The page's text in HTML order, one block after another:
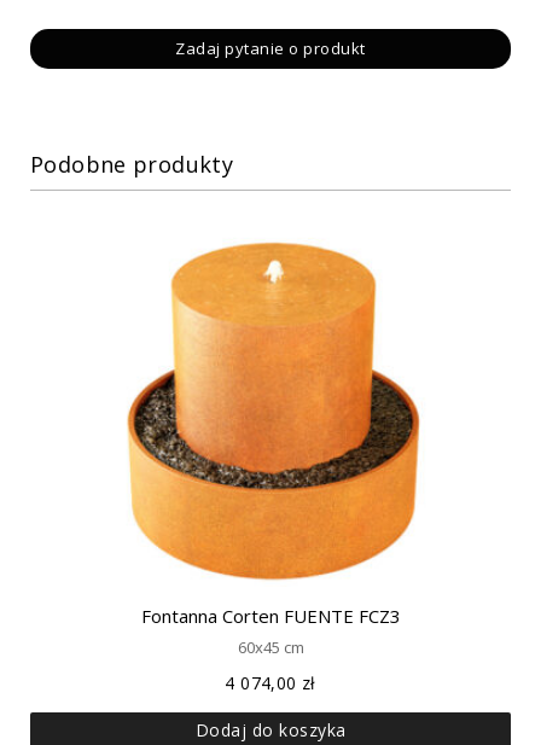
Podobne produkty
Fontanna Corten FUENTE FCZ3
60x45 cm
4 074,00 zł
Dodaj do koszyka